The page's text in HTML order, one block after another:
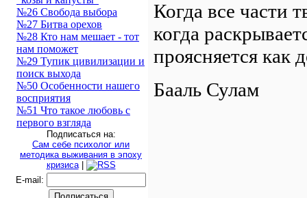
№26 Свобода выбора
№27 Битва орехов
№28 Кто нам мешает - тот
нам поможет
№29 Тупик цивилизации и
поиск выхода
№50 Особенности нашего
восприятия
№51 Что такое любовь с
первого взгляда
Подписаться на:
Сам себе психолог или
методика выживания в эпоху
кризиса|
E-mail :
Когда все части
когда
проясняется как
Бааль Сулам